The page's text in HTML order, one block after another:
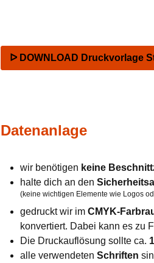
ᐅ DOWNLOAD Druckvorlage
Datenanlage
wir benötigen keine
halte dich an den
(keine wichtigen Elemente wie Logos
gedruckt wir im CMYK-
konvertiert. Dabei kann es zu
Die Druckauflösung sollte ca.
alle verwendeten Schriften